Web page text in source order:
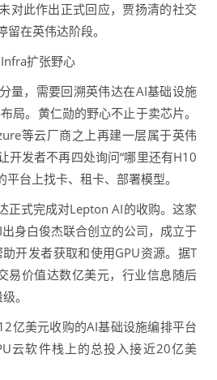
对此作出正式回应，贾扬清的社交
在英伟达阶段。
扩张野心
，需要回溯英伟达在AI基础设施
局。黄仁勋的野心不止于卖芯片。
等云厂商之上再建一层属于英伟
发者不再四处询问“哪里还有H10
台上找卡、租卡、部署模型。
式完成对Lepton AI的收购。这家
身白俊杰联合创立的公司，成立于
开发者获取和使用GPU资源。据T
易价值达数亿美元，行业信息随后
。
美元收购的AI基础设施编排平台
云软件栈上的总投入接近20亿美